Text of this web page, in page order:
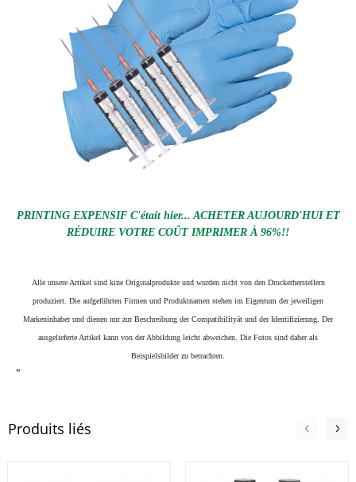
PRINTING EXPENSIF C'était hier... ACHETER AUJOURD'HUI ET
RÉDUIRE VOTRE COÛT IMPRIMER À 96%!!
Alle unsere Artikel sind kine Originalprodukte und wurden nicht von den Druckerherstellern
produziert. Die aufgeführten Firmen und Produktnamen stehen im Eigentum der jeweiligen
Markeninhaber und dienen nur zur Beschreibung der Compatibilityät und der Identifizierung. Der
ausgelieferte Artikel kann von der Abbildung leicht abweichen. Die Fotos sind daher als
Beispielsbilder zu betrachten.
"
Produits liés